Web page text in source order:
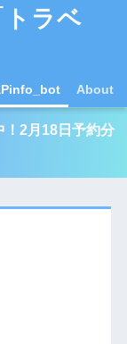
ラベ
About
2月18日予約分